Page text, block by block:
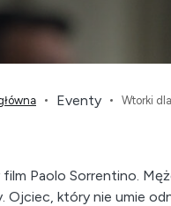
Eventy Wtorki
Paolo Sorrentino.
Ojciec, który nie umie